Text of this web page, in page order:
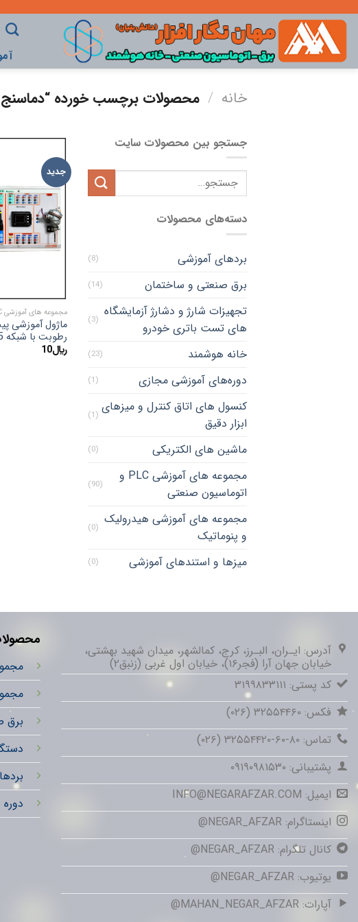
content
خانه / محصولات برچسب خورده
جستجو بین محصولات سایت
دسته‌های محصولات
بردهای آموزشی (8)
برق صنعتی و ساختمان (14)
تجهیزات شارژ و دشارژ آزمایشگاه
های تست باتری خودرو
(3)
خانه هوشمند (23)
دوره‌های آموزشی مجازی (1)
کنسول های اتاق کنترل و میزهای
ابزار دقیق
(1)
ماشین های الکتریکی (0)
مجموعه های آموزشی PLC و
اتوماسیون صنعتی
(90)
مجموعه های آموزشی هیدرولیک
و پنوماتیک
(0)
میزها و استندهای آموزشی (0)
جدید
مجموعه های آموزشی PLC و اتوماسیون صنعتی
رطوبت با شبکه RS485 (نسخه جدید)
﷼10
آدرس: ایـران، البـرز، کرج، کمالشهر، میدان شهید بهشتی،
خیابان جهان آرا (فجر۱۶)، خیابان اول غربی (زنبق۲)
کد پستی: ۳۱۹۹۸۳۳۱۱۱
فکس: ۳۲۵۵۴۴۶۰ (۰۲۶)
تماس: ۸۰-۶۰-۳۲۵۵۴۴۲۰ (۰۲۶)
پشتیبانی: ۰۹۱۹۰۹۸۱۵۳۰
ایمیل: INFO@NEGARAFZAR.COM
اینستاگرام: NEGAR_AFZAR@
کانال تلگرام: NEGAR_AFZAR@
یوتیوب: NEGAR_AFZAR@
آپارات: MAHAN_NEGAR_AFZAR@
برق